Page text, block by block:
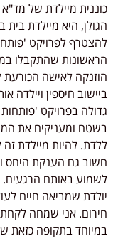
כוננית מיילדת של
הגולן, היא מיילדת
להצטרף לפרויקט
הראשונות שהתקבלו
הוזנקה לאישה
ביישוב חיספין
גדולה בפרויקט
בשטח ומעניקים את
ללדת. להיות מיילדת
חשוב גם הענקת היחס
לשמוע באותם הרגעים.
יולדת שמביאה חיים
חירום. אני שמחה
במיוחד בתקופה כזאת